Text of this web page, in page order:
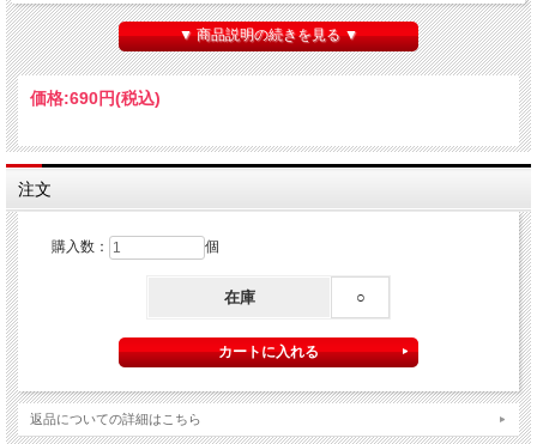
ト部の変色や、木材の焦げつきが一部ございます。ご理解の上ご購入ください。
種類：4種類
サイズ：W45×H50×D3mm
素材：本体_合板、安全ピン_鉄
▼ 商品説明の続きを見る ▼
価格:690円(税込)
注文
購入数： 個
在庫 ○
返品についての詳細はこちら